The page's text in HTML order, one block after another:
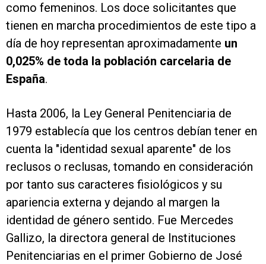
como femeninos. Los doce solicitantes que
tienen en marcha procedimientos de este tipo a
día de hoy representan aproximadamente un
0,025% de toda la población carcelaria de
España.
Hasta 2006, la Ley General Penitenciaria de
1979 establecía que los centros debían tener en
cuenta la "identidad sexual aparente" de los
reclusos o reclusas, tomando en consideración
por tanto sus caracteres fisiológicos y su
apariencia externa y dejando al margen la
identidad de género sentido. Fue Mercedes
Gallizo, la directora general de Instituciones
Penitenciarias en el primer Gobierno de José